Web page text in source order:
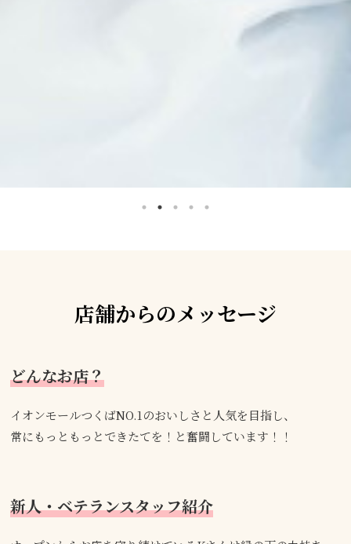
店舗からのメッセージ
どんなお店？
イオンモールつくばNO.1のおいしさと人気を目指し、
常にもっともっとできたてを！と奮闘しています！！
新人・ベテランスタッフ紹介